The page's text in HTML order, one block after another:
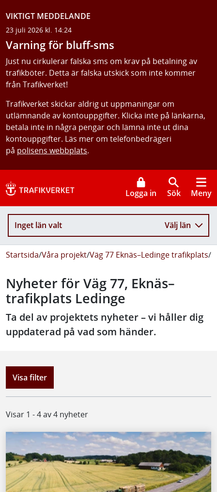
VIKTIGT MEDDELANDE
23 juli 2026 kl. 14:24
Varning för bluff-sms
Just nu cirkulerar falska sms om krav på betalning av
trafikböter. Detta är falska utskick som inte kommer
från Trafikverket!
Trafikverket skickar aldrig ut uppmaningar om
utlämnande av kontouppgifter. Klicka inte på länkarna,
betala inte in några pengar och lämna inte ut dina
kontouppgifter. Läs mer om telefonbedrägeri
på polisens webbplats.
Logga in Sök Meny
Inget län valt Välj län
Startsida/Våra projekt/Väg 77 Eknäs–Ledinge trafikplats/
Nyheter för Väg 77, Eknäs–
trafikplats Ledinge
Ta del av projektets nyheter – vi håller dig
uppdaterad på vad som händer.
Visa filter
Visar 1 - 4 av 4 nyheter